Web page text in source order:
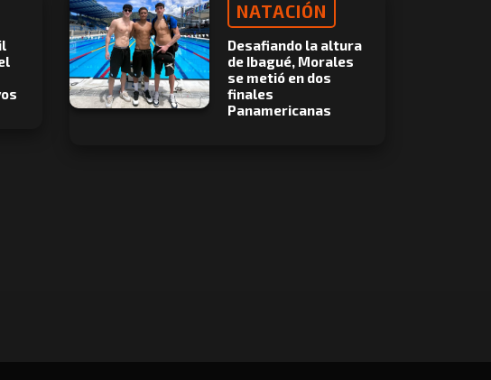
NATACIÓN
Desafiando la altura
de Ibagué, Morales
se metió en dos
finales
Panamericanas